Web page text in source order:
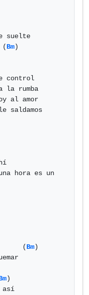
suelte
Bm)
control
la rumba
al amor
saldamos
hora es un
(Bm)
)
así